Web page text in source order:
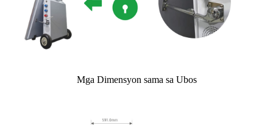
Mga Dimensyon sama sa Ubos